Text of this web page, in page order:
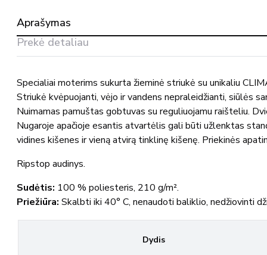
19045-
449
Aprašymas
Prekė detaliau
Specialiai moterims sukurta žieminė striukė su unikaliu
Striukė kvėpuojanti, vėjo ir vandens nepraleidžianti, siūlės
Nuimamas pamuštas gobtuvas su reguliuojamu raišteliu.
Nugaroje apačioje esantis atvartėlis gali būti užlenktas
vidines kišenes ir vieną atvirą tinklinę kišenę. Priekinės
Ripstop audinys.
Sudėtis: 100 % poliesteris, 210 g/m².
Priežiūra: Skalbti iki 40° C, nenaudoti baliklio, nedžiovinti
Dydis